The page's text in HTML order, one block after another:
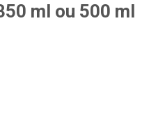
ml ou 500 ml